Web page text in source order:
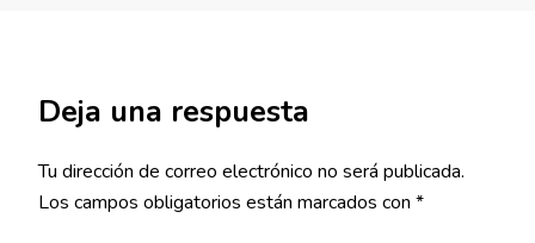
Deja una respuesta
Tu dirección de correo electrónico no será publicada.
Los campos obligatorios están marcados con *